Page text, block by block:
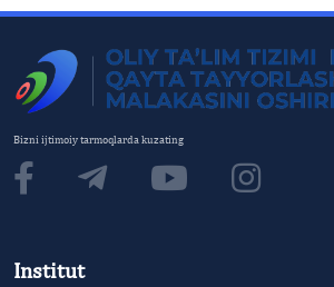
Bizni ijtimoiy tarmoqlarda kuzating
Institut